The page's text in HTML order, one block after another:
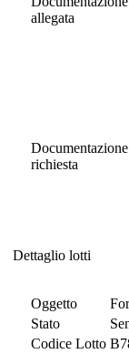
allegata
Documentazione
richiesta
Dettaglio lotti
Oggetto
Stato
Codice Lotto